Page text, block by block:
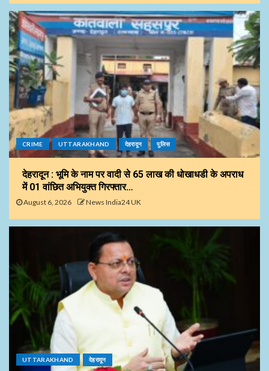
CRIME UTTARAKHAND देहरादून पुलिस
देहरादून : भूमि के नाम पर वादी से 65 लाख की धोखाधडी के अपराध
में 01 वांछित अभियुक्त गिरफ्तार…
August 6, 2026 News India24 UK
UTTARAKHAND देहरादून